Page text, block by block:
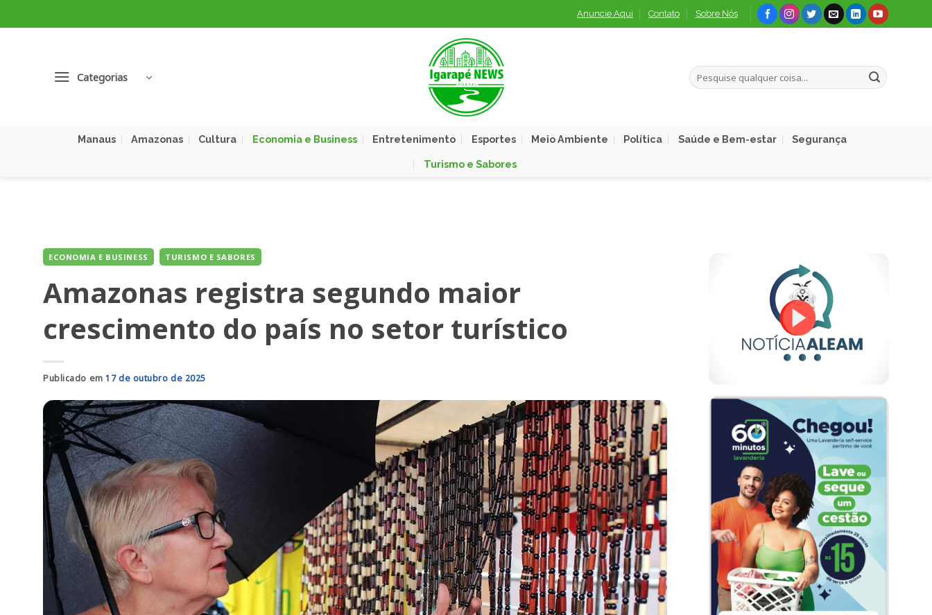
to
Anuncie Aqui Contato Sobre Nós
Categorias
Manaus Amazonas Cultura Economia e Business Entretenimento Esportes Meio Ambiente Política Saúde e Bem-estar Segurança
Turismo e Sabores
ECONOMIA E BUSINESS TURISMO E SABORES
Amazonas registra segundo maior
crescimento do país no setor turístico
Publicado em17 de outubro de 2025